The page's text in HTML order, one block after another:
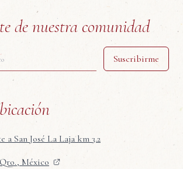
de nuestra comunidad
Suscribirme
a San José La Laja km 3.2
México